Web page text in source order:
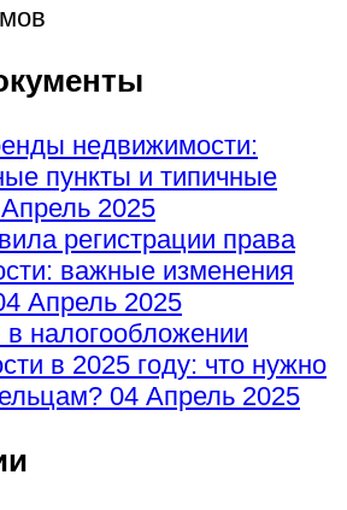
недвижимости:
пункты и типичные
2025
регистрации права
важные изменения
Апрель 2025
налогообложении
в 2025 году: что нужно
04 Апрель 2025